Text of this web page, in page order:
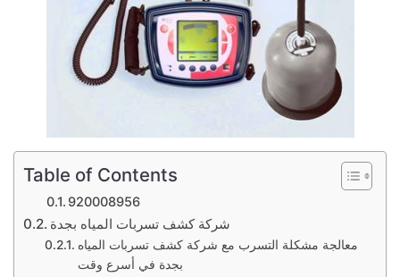
Table of Contents
920008956
معالجة مشكلة التسرب مع شركة كشف تسربات المياه
بجدة في أسرع وقت